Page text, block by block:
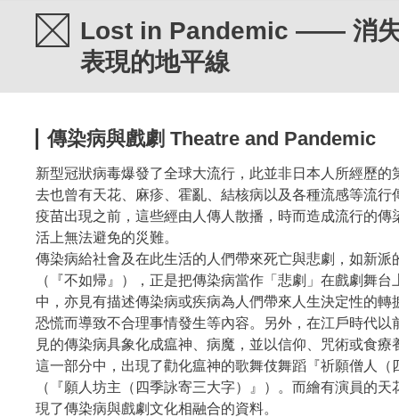
Lost in Pandemic ―― 消失
表現的地平線
傳染病與戲劇 Theatre and Pandemic
新型冠狀病毒爆發了全球大流行，此並非日本人所經歷的
去也曾有天花、麻疹、霍亂、結核病以及各種流感等流行
疫苗出現之前，這些經由人傳人散播，時而造成流行的傳
活上無法避免的災難。
傳染病給社會及在此生活的人們帶來死亡與悲劇，如新派
（『不如帰』），正是把傳染病當作「悲劇」在戲劇舞
中，亦見有描述傳染病或疾病為人們帶來人生決定性的轉
恐慌而導致不合理事情發生等內容。另外，在江戶時代以
見的傳染病具象化成瘟神、病魔，並以信仰、咒術或食療
這一部分中，出現了勸化瘟神的歌舞伎舞蹈『祈願僧人（
（『願人坊主（四季詠寄三大字）』）。而繪有演員的
現了傳染病與戲劇文化相融合的資料。